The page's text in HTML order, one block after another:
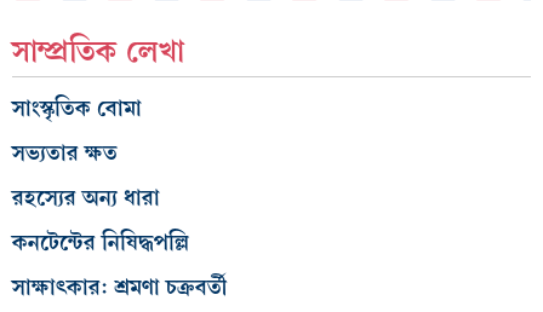
সাম্প্রতিক লেখা
সাংস্কৃতিক বোমা
সভ্যতার ক্ষত
রহস্যের অন্য ধারা
কনটেন্টের নিষিদ্ধপল্লি
সাক্ষাৎকার: শ্রমণা চক্রবর্তী